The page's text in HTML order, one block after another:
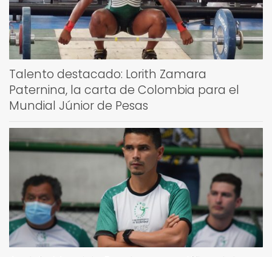
Talento destacado: Lorith Zamara
Paternina, la carta de Colombia para el
Mundial Júnior de Pesas